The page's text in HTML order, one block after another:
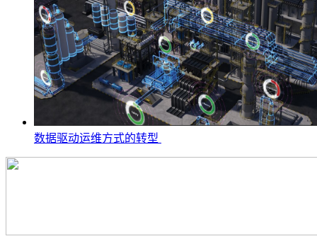
数据驱动运维方式的转型